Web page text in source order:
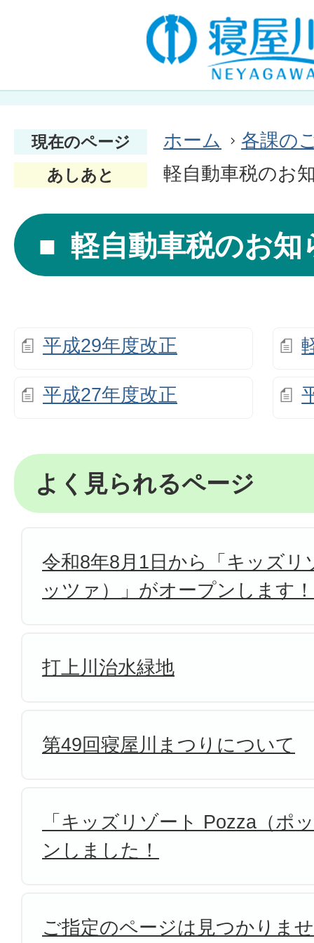
現在のページ ホーム 各課の
あしあと 軽自動車税のお
軽自動車税のお知
平成29年度改正
平成27年度改正
よく見られるページ
令和8年8月1日から「キッズリ
ッツァ）」がオープンします！
打上川治水緑地
第49回寝屋川まつりについて
「キッズリゾート Pozza（ポ
ンしました！
ご指定のページは見つかりま